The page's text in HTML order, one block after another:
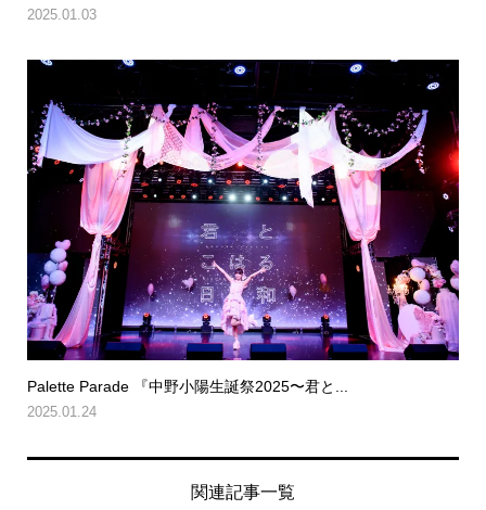
2025.01.03
Palette Parade 『中野小陽生誕祭2025〜君と...
2025.01.24
関連記事一覧